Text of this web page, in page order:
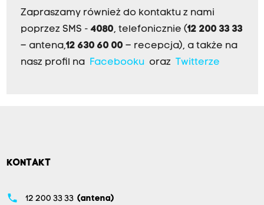
Zapraszamy również do kontaktu z nami
poprzez SMS - 4080, telefonicznie (12 200 33 33
– antena,12 630 60 00 – recepcja), a także na
nasz profil na
Facebookuoraz Twitterze
KONTAKT
phone 12 200 33 33 (antena)